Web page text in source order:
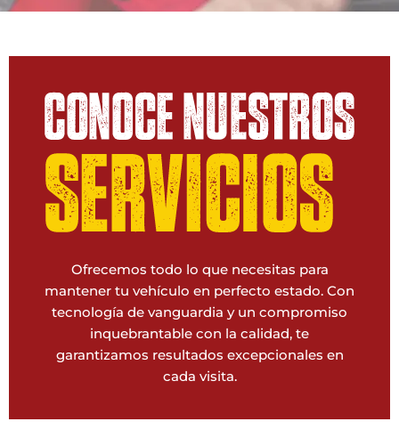
Ofrecemos todo lo que necesitas para
mantener tu vehículo en perfecto estado. Con
tecnología de vanguardia y un compromiso
inquebrantable con la calidad, te
garantizamos resultados excepcionales en
cada visita.